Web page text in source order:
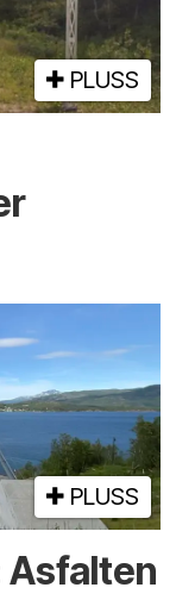
PLUSS
PLUSS
Asfalten